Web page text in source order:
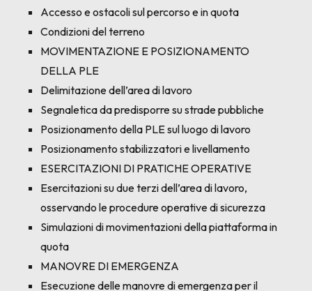
Accesso e ostacoli sul percorso e in quota
Condizioni del terreno
MOVIMENTAZIONE E POSIZIONAMENTO
DELLA PLE
Delimitazione dell’area di lavoro
Segnaletica da predisporre su strade pubbliche
Posizionamento della PLE sul luogo di lavoro
Posizionamento stabilizzatori e livellamento
ESERCITAZIONI DI PRATICHE OPERATIVE
Esercitazioni su due terzi dell’area di lavoro,
osservando le procedure operative di sicurezza
Simulazioni di movimentazioni della piattaforma in
quota
MANOVRE DI EMERGENZA
Esecuzione delle manovre di emergenza per il